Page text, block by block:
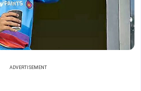
ADVERTISEMENT